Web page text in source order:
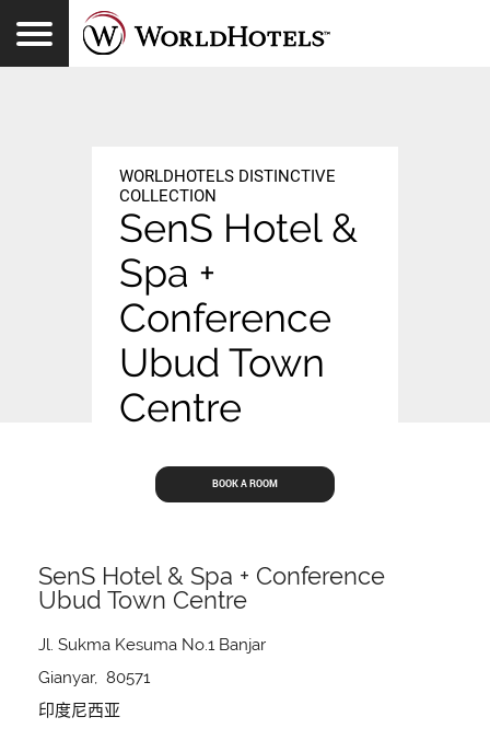
Toggle Navigation
WORLDHOTELS DISTINCTIVE
COLLECTION
SenS Hotel &
Spa +
Conference
Ubud Town
Centre
BOOK A ROOM
SenS Hotel & Spa + Conference
Ubud Town Centre
Jl. Sukma Kesuma No.1 Banjar
Gianyar, 80571
印度尼西亚